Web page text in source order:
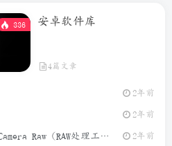
336 安卓软件库
4篇文章
2年前
模拟定位
2年前
（RAW处理工具）介绍 2年前